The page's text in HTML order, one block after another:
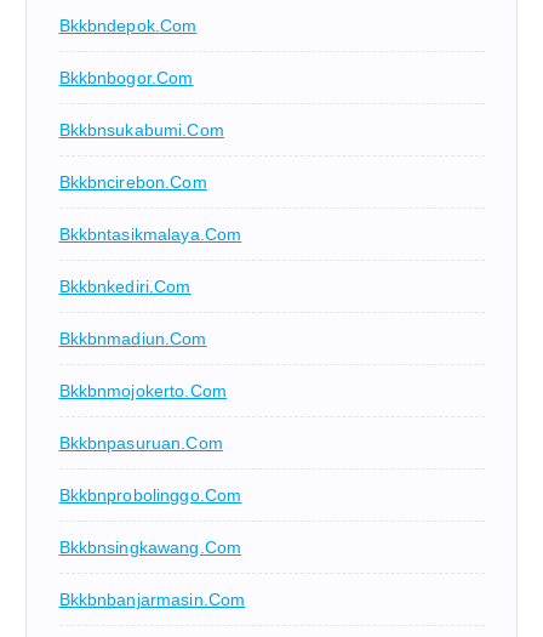
Bkkbndepok.com
Bkkbnbogor.com
Bkkbnsukabumi.com
Bkkbncirebon.com
Bkkbntasikmalaya.com
Bkkbnkediri.com
Bkkbnmadiun.com
Bkkbnmojokerto.com
Bkkbnpasuruan.com
Bkkbnprobolinggo.com
Bkkbnsingkawang.com
Bkkbnbanjarmasin.com